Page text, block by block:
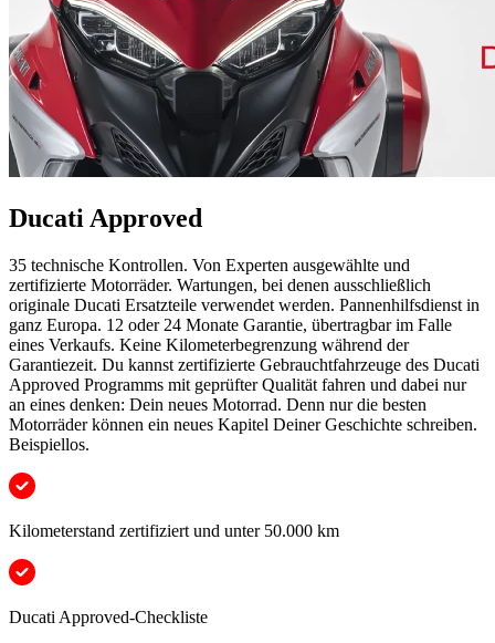
Ducati Approved
35 technische Kontrollen. Von Experten ausgewählte und
zertifizierte Motorräder. Wartungen, bei denen ausschließlich
originale Ducati Ersatzteile verwendet werden. Pannenhilfsdienst in
ganz Europa. 12 oder 24 Monate Garantie, übertragbar im Falle
eines Verkaufs. Keine Kilometerbegrenzung während der
Garantiezeit. Du kannst zertifizierte Gebrauchtfahrzeuge des Ducati
Approved Programms mit geprüfter Qualität fahren und dabei nur
an eines denken: Dein neues Motorrad. Denn nur die besten
Motorräder können ein neues Kapitel Deiner Geschichte schreiben.
Beispiellos.
Kilometerstand zertifiziert und unter 50.000 km
Ducati Approved-Checkliste